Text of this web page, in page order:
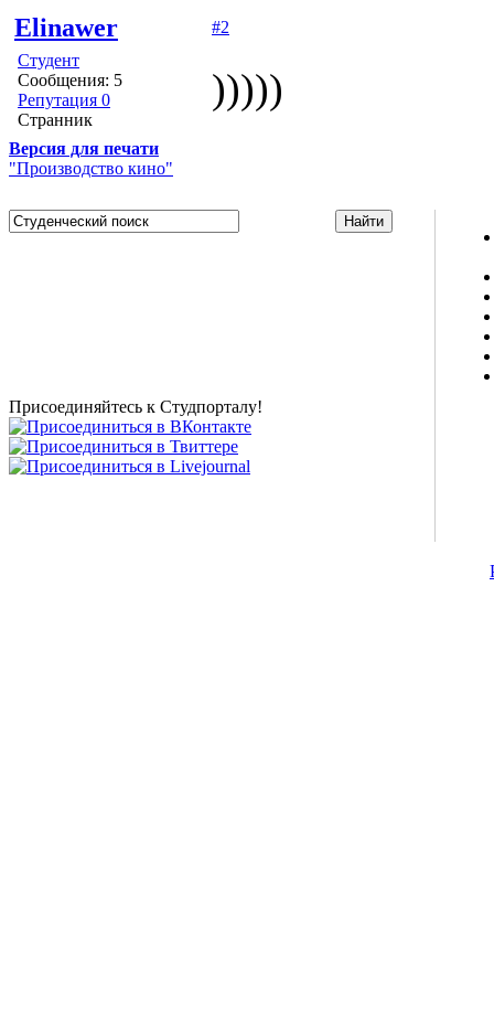
Elinawer
Студент
Сообщения: 5
Репутация 0
Странник
#2
)))))
Версия для печати
"Производство кино"
Присоединяйтесь к Студпорталу!